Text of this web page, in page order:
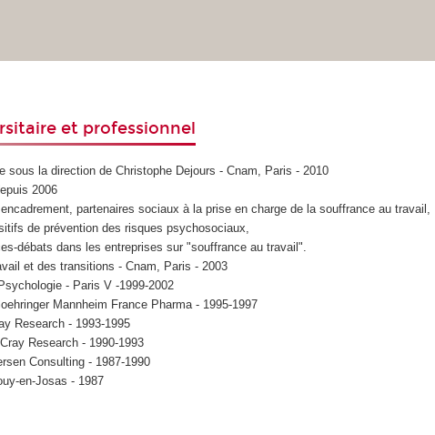
et professionnel
sous la direction de Christophe Dejours - Cnam, Paris - 2010
2006
partenaires sociaux à la prise en charge de la souffrance au travail,
de prévention des risques psychosociaux,
débats dans les entreprises sur "souffrance au travail".
et des transitions - Cnam, Paris - 2003
- Paris V -1999-2002
Mannheim France Pharma - 1995-1997
Research - 1993-1995
Research - 1990-1993
Consulting - 1987-1990
en-Josas - 1987